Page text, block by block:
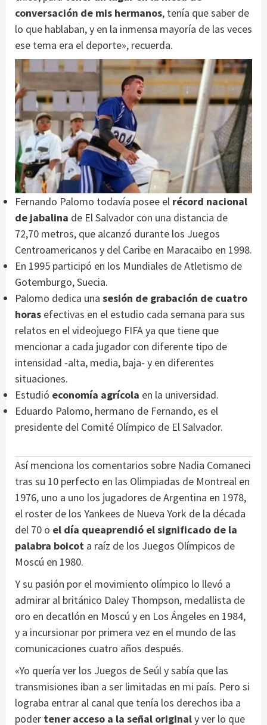
conversación de mis hermanos, tenía que saber de
lo que hablaban, y en la inmensa mayoría de las veces
ese tema era el deporte», recuerda.
Fernando Palomo todavía posee el récord nacional
de jabalina de El Salvador con una distancia de
72,70 metros, que alcanzó durante los Juegos
Centroamericanos y del Caribe en Maracaibo en 1998.
En 1995 participó en los Mundiales de Atletismo de
Gotemburgo, Suecia.
Palomo dedica una sesión de grabación de cuatro
horas efectivas en el estudio cada semana para sus
relatos en el videojuego FIFA ya que tiene que
mencionar a cada jugador con diferente tipo de
intensidad -alta, media, baja- y en diferentes
situaciones.
Estudió economía agrícola en la universidad.
Eduardo Palomo, hermano de Fernando, es el
presidente del Comité Olímpico de El Salvador.
Así menciona los comentarios sobre Nadia Comaneci
tras su 10 perfecto en las Olimpiadas de Montreal en
1976, uno a uno los jugadores de Argentina en 1978,
el roster de los Yankees de Nueva York de la década
del 70 o el día queaprendió el significado de la
palabra boicot a raíz de los Juegos Olímpicos de
Moscú en 1980.
Y su pasión por el movimiento olímpico lo llevó a
admirar al británico Daley Thompson, medallista de
oro en decatlón en Moscú y en Los Ángeles en 1984,
y a incursionar por primera vez en el mundo de las
comunicaciones cuatro años después.
«Yo quería ver los Juegos de Seúl y sabía que las
transmisiones iban a ser limitadas en mi país. Pero si
lograba entrar al canal que tenía los derechos iba a
poder tener acceso a la señal originaly ver lo que